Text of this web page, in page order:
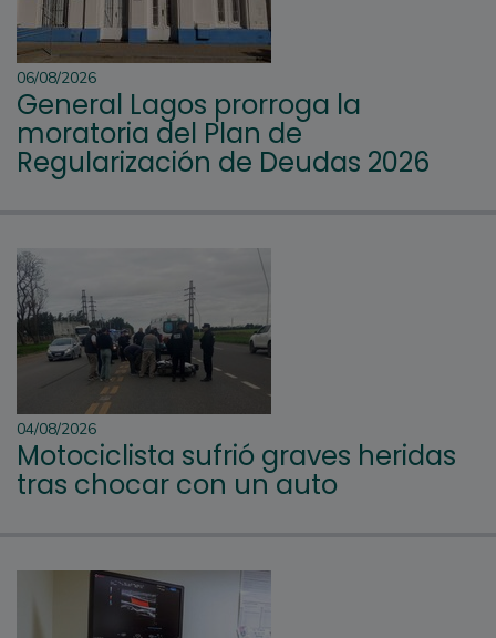
06/08/2026
General Lagos prorroga la
moratoria del Plan de
Regularización de Deudas 2026
04/08/2026
Motociclista sufrió graves heridas
tras chocar con un auto